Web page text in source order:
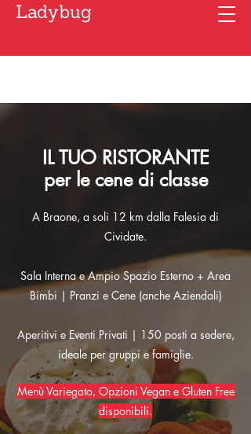
Ladybug
IL TUO RISTORANTE
per le cene di classe
A Braone, a soli 12 km dalla Falesia di
Cividate.
Sala Interna e Ampio Spazio Esterno + Area
Bimbi | Pranzi e Cene (anche Aziendali)
Aperitivi e Eventi Privati | 150 posti a sedere,
ideale per gruppi e famiglie.
Menù Variegato, Opzioni Vegan e Gluten Free
disponibili.